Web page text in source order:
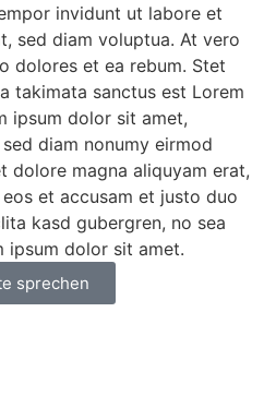
invidunt ut labore et
sed diam voluptua. At vero
dolores et ea rebum. Stet
takimata sanctus est Lorem
ipsum dolor sit amet,
diam nonumy eirmod
dolore magna aliquyam erat,
et accusam et justo duo
kasd gubergren, no sea
ipsum dolor sit amet.
sprechen